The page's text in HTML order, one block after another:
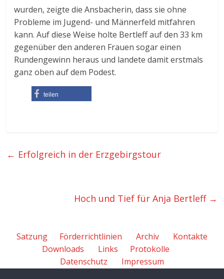
wurden, zeigte die Ansbacherin, dass sie ohne
Probleme im Jugend- und Männerfeld mitfahren
kann. Auf diese Weise holte Bertleff auf den 33 km
gegenüber den anderen Frauen sogar einen
Rundengewinn heraus und landete damit erstmals
ganz oben auf dem Podest.
teilen
← Erfolgreich in der Erzgebirgstour
Hoch und Tief für Anja Bertleff →
Satzung Förderrichtlinien Archiv
Kontakte
Downloads
Links
Protokolle
Datenschutz
Impressum